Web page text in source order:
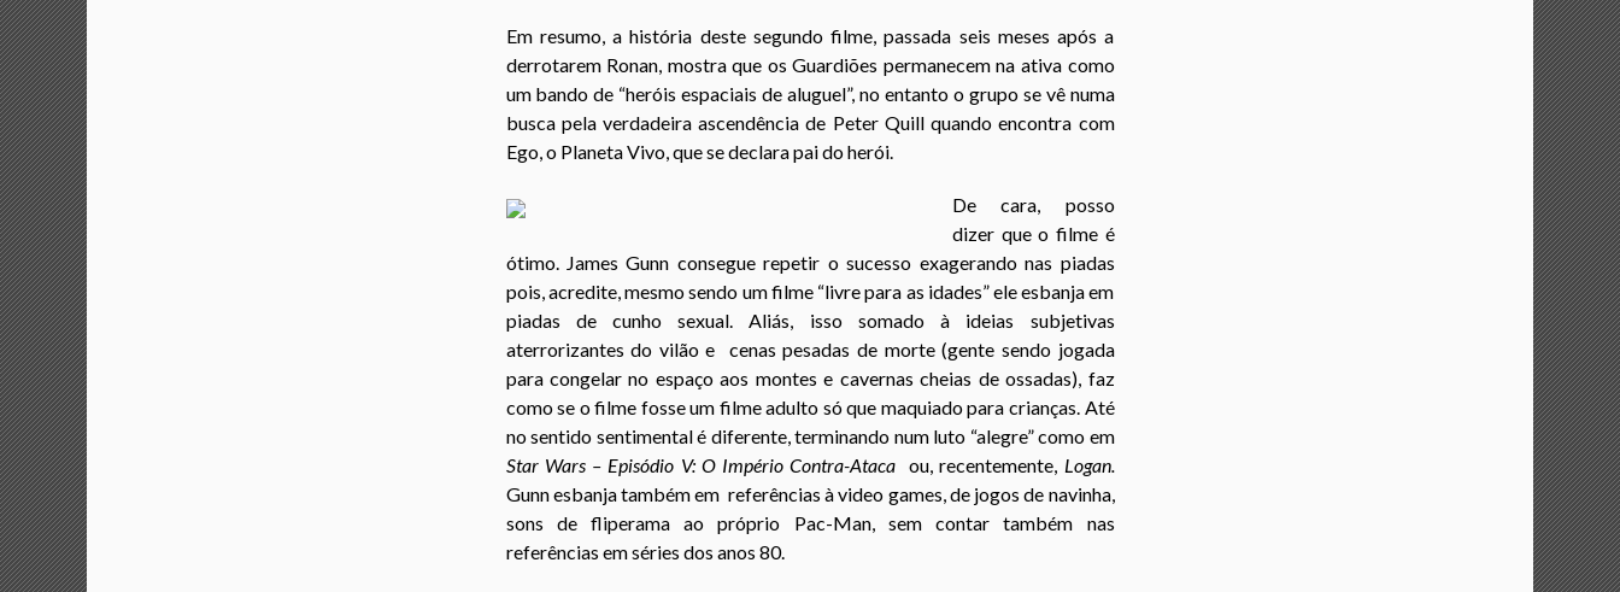
Em resumo, a história deste segundo filme, passada seis meses após a
derrotarem Ronan, mostra que os Guardiões permanecem na ativa como
um bando de “heróis espaciais de aluguel”, no entanto o grupo se vê numa
busca pela verdadeira ascendência de Peter Quill quando encontra com
Ego, o Planeta Vivo, que se declara pai do herói.
De cara, posso
dizer que o filme é
ótimo. James Gunn consegue repetir o sucesso exagerando nas piadas
pois, acredite, mesmo sendo um filme “livre para as idades” ele esbanja em
piadas de cunho sexual. Aliás, isso somado à ideias subjetivas
aterrorizantes do vilão e cenas pesadas de morte (gente sendo jogada
para congelar no espaço aos montes e cavernas cheias de ossadas), faz
como se o filme fosse um filme adulto só que maquiado para crianças. Até
no sentido sentimental é diferente, terminando num luto “alegre” como em
Star Wars – Episódio V: O Império Contra-Ataca ou, recentemente, Logan.
Gunn esbanja também em referências à video games, de jogos de navinha,
sons de fliperama ao próprio Pac-Man, sem contar também nas
referências em séries dos anos 80.